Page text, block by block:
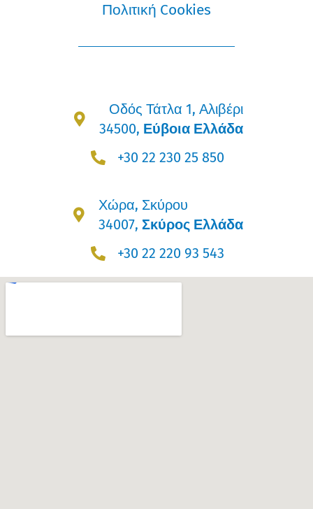
Πολιτική Cookies
Οδός Τάτλα 1, Αλιβέρι
34500, Εύβοια Ελλάδα
+30 22 230 25 850
Χώρα, Σκύρου
34007,Σκύρος Ελλάδα
+30 22 220 93 543